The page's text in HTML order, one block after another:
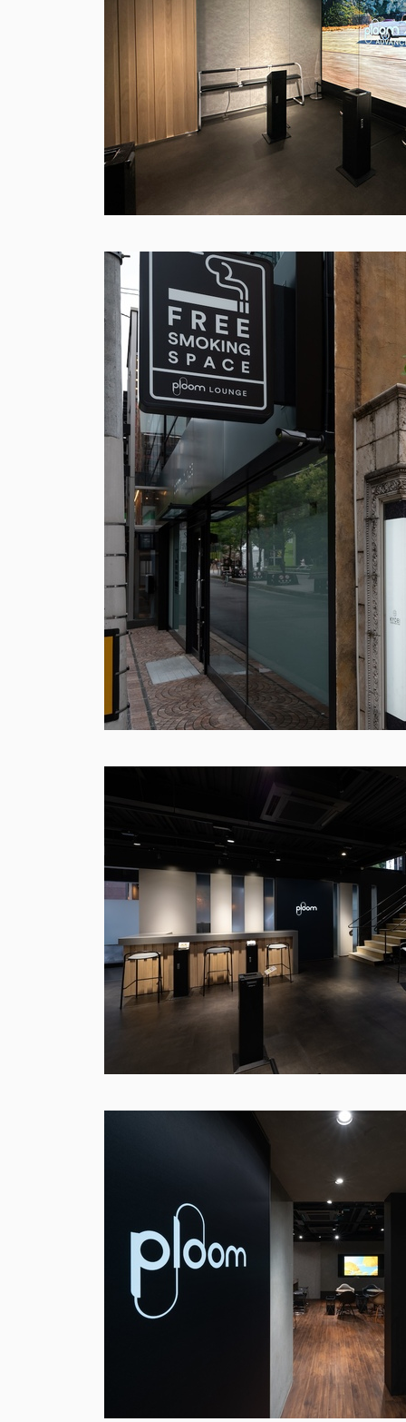
Ploom LOUNGE Shibuya/Osaka
Promotion 2025
Ploom Lounge 秋プロモーション2025
3D GeoInfo & Smart Data
Smart Cities KASHIWA
Model
3D GeoInfo & SDSC JAPAN 2025 東京大学柏キ
ャンパス模型
more information
VI
小糸製作所
more
Urban
up
都市開発モ
more
Ploom LOUNGE SHIBUYA •OSAKA
プルームラウンジ 渋谷・大阪
NICHIDO VALUE MODEL